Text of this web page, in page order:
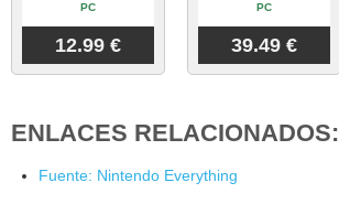
PC
12.99 €
PC
39.49 €
ENLACES RELACIONADOS:
Fuente: Nintendo Everything